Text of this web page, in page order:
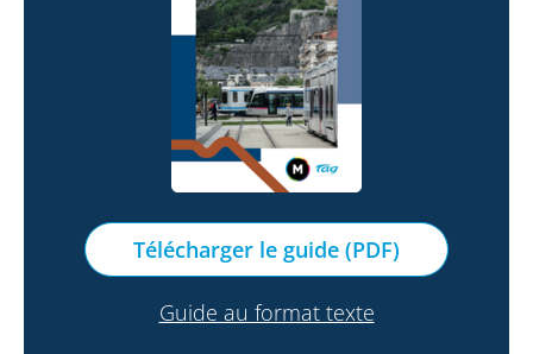
Télécharger le guide (PDF)
Guide au format texte